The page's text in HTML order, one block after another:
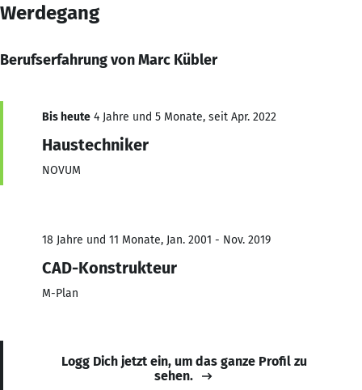
Werdegang
Berufserfahrung von Marc Kübler
Bis heute 4 Jahre und 5 Monate, seit Apr. 2022
Haustechniker
NOVUM
18 Jahre und 11 Monate, Jan. 2001 - Nov. 2019
CAD-Konstrukteur
M-Plan
Logg Dich jetzt ein, um das ganze Profil zu
sehen.